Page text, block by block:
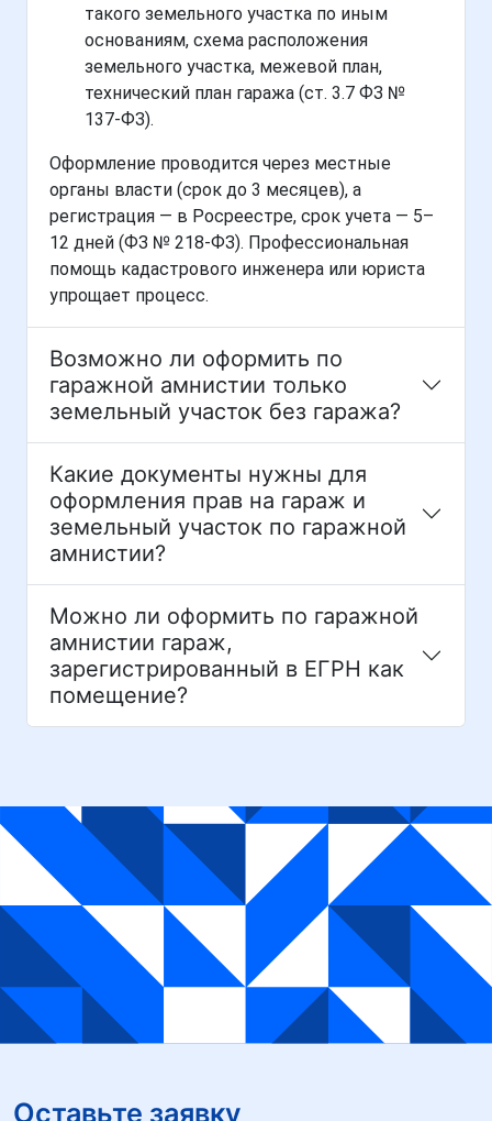
такого земельного участка по иным
основаниям, схема расположения
земельного участка, межевой план,
технический план гаража (ст. 3.7 ФЗ №
137-ФЗ).
Оформление проводится через местные
органы власти (срок до 3 месяцев), а
регистрация — в Росреестре, срок учета — 5–
12 дней (ФЗ № 218-ФЗ). Профессиональная
помощь кадастрового инженера или юриста
упрощает процесс.
Возможно ли оформить по
гаражной амнистии только
земельный участок без гаража?
Какие документы нужны для
оформления прав на гараж и
земельный участок по гаражной
амнистии?
Можно ли оформить по гаражной
амнистии гараж,
зарегистрированный в ЕГРН как
помещение?
Оставьте заявку